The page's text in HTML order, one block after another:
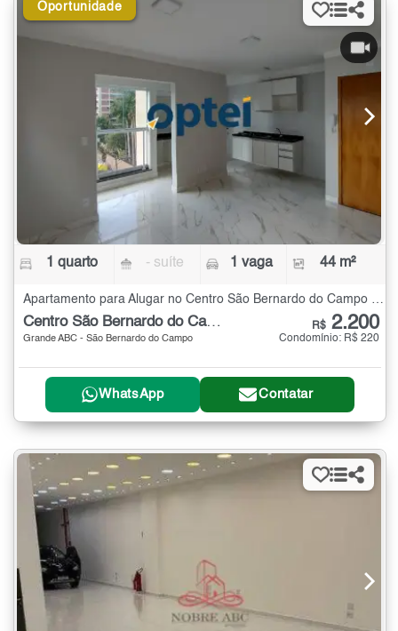
Oportunidade
1 quarto - suíte 1 vaga 44 m²
Apartamento para Alugar no Centro São Bernardo do Campo com 1 quarto - 44 m²
Centro São Bernardo do Campo
Grande ABC - São Bernardo do Campo
R$ 2.200
Condomínio: R$ 220
WhatsApp Contatar